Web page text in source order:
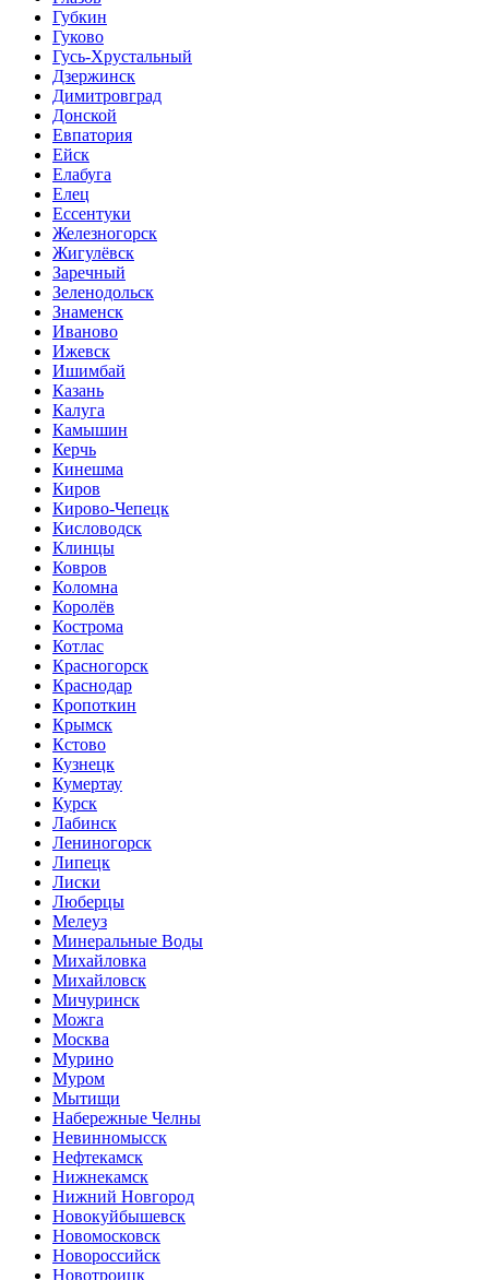
Губкин
Гуково
Гусь-Хрустальный
Дзержинск
Димитровград
Донской
Евпатория
Ейск
Елабуга
Елец
Ессентуки
Железногорск
Жигулёвск
Заречный
Зеленодольск
Знаменск
Иваново
Ижевск
Ишимбай
Казань
Калуга
Камышин
Керчь
Кинешма
Киров
Кирово-Чепецк
Кисловодск
Клинцы
Ковров
Коломна
Королёв
Кострома
Котлас
Красногорск
Краснодар
Кропоткин
Крымск
Кстово
Кузнецк
Кумертау
Курск
Лабинск
Лениногорск
Липецк
Лиски
Люберцы
Мелеуз
Минеральные Воды
Михайловка
Михайловск
Мичуринск
Можга
Москва
Мурино
Муром
Мытищи
Набережные Челны
Невинномысск
Нефтекамск
Нижнекамск
Нижний Новгород
Новокуйбышевск
Новомосковск
Новороссийск
Новотроицк